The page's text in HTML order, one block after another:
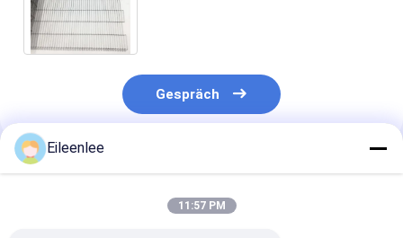
Gespräch
Empfohlene Produkte
Eileenlee
11:57 PM